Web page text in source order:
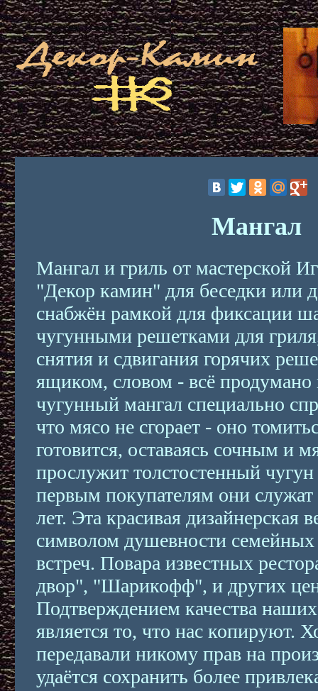
Мангал
Мангал и гриль от мастерской
"Декор камин" для беседки или
снабжён рамкой для фиксации
чугунными решетками для
снятия и сдвигания горячих
ящиком, словом - всё продумано
чугунный мангал специально
что мясо не сгорает - оно
готовится, оставаясь сочным и
прослужит толстостенный
первым покупателям они служат
лет. Эта красивая дизайнерская
символом душевности
встреч. Повара известных
двор", "Шарикофф", и других
Подтверждением качества
является то, что нас копируют.
передавали никому прав на
удаётся сохранить более